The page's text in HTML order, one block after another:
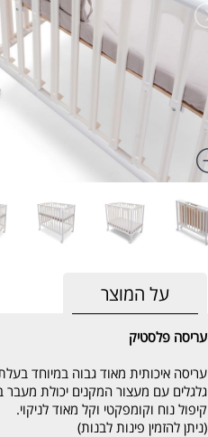
על המוצר
עריסה פלסטיק
עריסה איכותית מאוד גבוה במיוחד
גלגלים עם מעצור המקנים יכולת מעבר
קיפול נוח וקומפקטי וקל מאוד לניקוי.
(ניתן להזמין פינות לבנות)